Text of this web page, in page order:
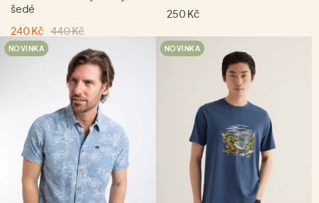
šedé
240 Kč 440 Kč
250 Kč
NOVINKA NOVINKA